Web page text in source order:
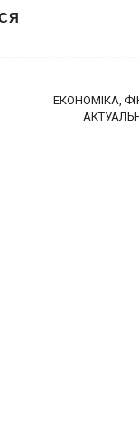
ЕКОНОМІКА,